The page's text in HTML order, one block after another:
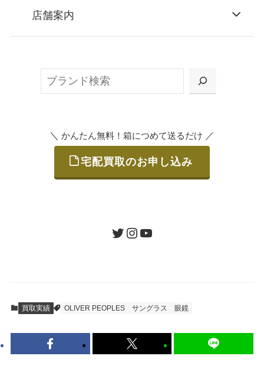
お申込み
または梱包材不要の「集荷申込」からお選び
ご発送
査定結果のご承認 / 入金
到着即日に査定いたします。買取金額にご納
得いただければ、最短即日の入金が可能で
店舗案内
＼ かんたん無料！箱につめて送るだけ ／
宅配買取のお申し込み
ツイッターインスタグラムユーチューブ
買取実績 OLIVER PEOPLES サングラス 眼鏡